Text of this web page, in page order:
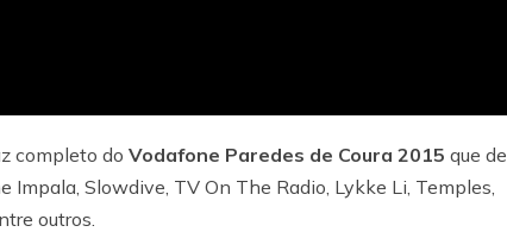
completo do Vodafone Paredes de Coura 2015 que de
Slowdive, TV On The Radio, Lykke Li, Temples,
outros.